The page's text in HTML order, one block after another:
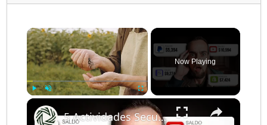
×
Fullscreen
Now Playing
×
5 Actividades Secundarias De Las Que Nadie Habla ($800+ Por Día)